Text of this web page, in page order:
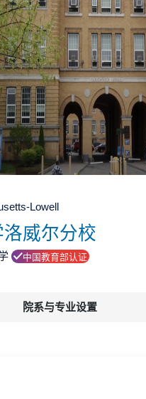
Lowell
威尔分校
中国教育部认证
院系与专业设置